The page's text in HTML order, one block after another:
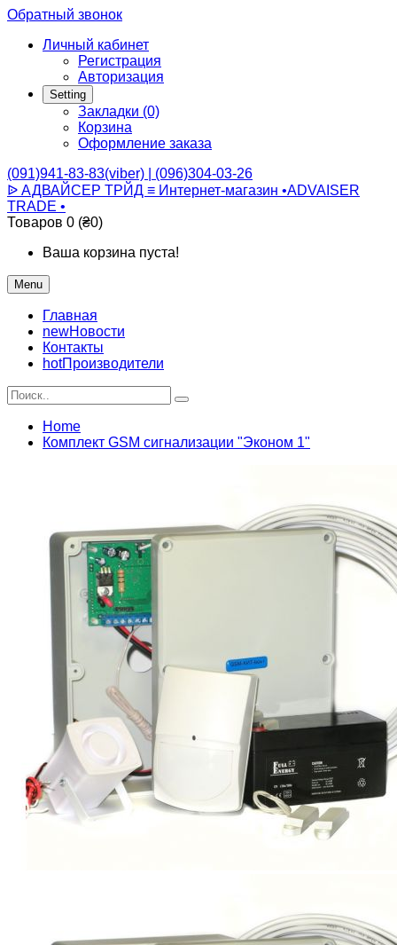
Обратный звонок
Личный кабинет
Регистрация
Авторизация
Setting
Закладки (0)
Корзина
Оформление заказа
(091)941-83-83(viber) | (096)304-03-26
ᐉ АДВАЙСЕР ТРЙД ≡ Интернет-магазин •ADVAISER
TRADE •
Товаров 0 (₴0)
Ваша корзина пуста!
Menu
Главная
newНовости
Контакты
hotПроизводители
Home
Комплект GSM сигнализации "Эконом 1"